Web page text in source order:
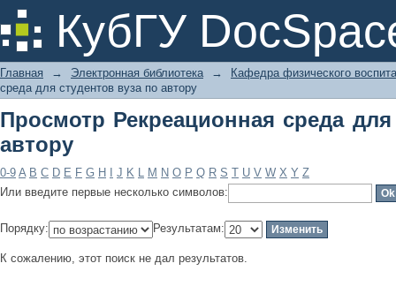
КубГУ
Просмотр Рекреационная среда для
Главная → Электронная библиотека →
Кафедра физического
среда для студентов вуза по автору
Просмотр Рекреационная среда
автору
0-9 A B C D E F G H J K L M N O P Q R S T U V W X Y Z
Или введите первые несколько символов:
Порядку: Результатам:
К сожалению, этот поиск не дал результатов.